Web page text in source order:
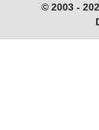
© 2003 -